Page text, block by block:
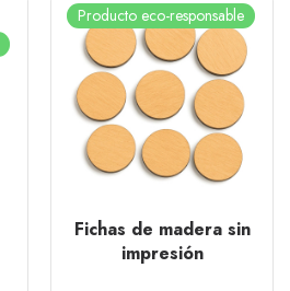
Producto eco-responsable
Fichas de madera sin
impresión